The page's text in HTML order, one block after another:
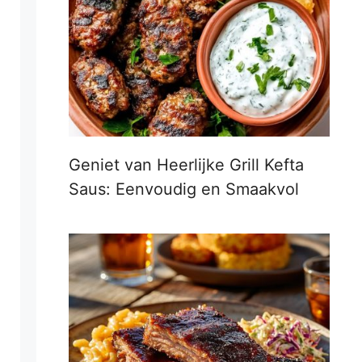
Geniet van Heerlijke Grill Kefta
Saus: Eenvoudig en Smaakvol